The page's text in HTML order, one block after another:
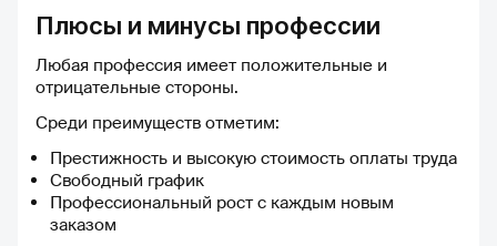
интересные тесты-викторины
или игровые элементы,
которые помогли бы
разнообразить подготовку. 🌟
Конечно, я буду рекомендовать
своим подругам и знакомым!
подготовиться к экзаменам по
истории и обществознанию,
обязательно попробуйте
учиться на Учёба.ру.
Плюсы и минусы профессии
Любая профессия имеет положительные и
отрицательные стороны.
Среди преимуществ отметим:
Престижность и высокую стоимость оплаты труда
Свободный график
Профессиональный рост с каждым новым
заказом